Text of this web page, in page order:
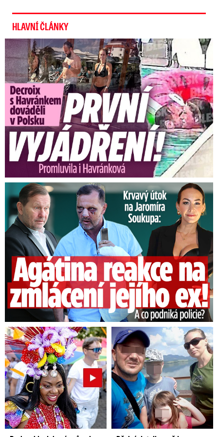
HLAVNÍ ČLÁNKY
Exministryně s Havránkem dováděli v Polsku: První slova!
Útok na Jaromíra Soukupa: Reakce Agáty na zmlácení jejího ex